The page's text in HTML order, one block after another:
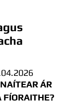
ÁR
FÍORAITHE?